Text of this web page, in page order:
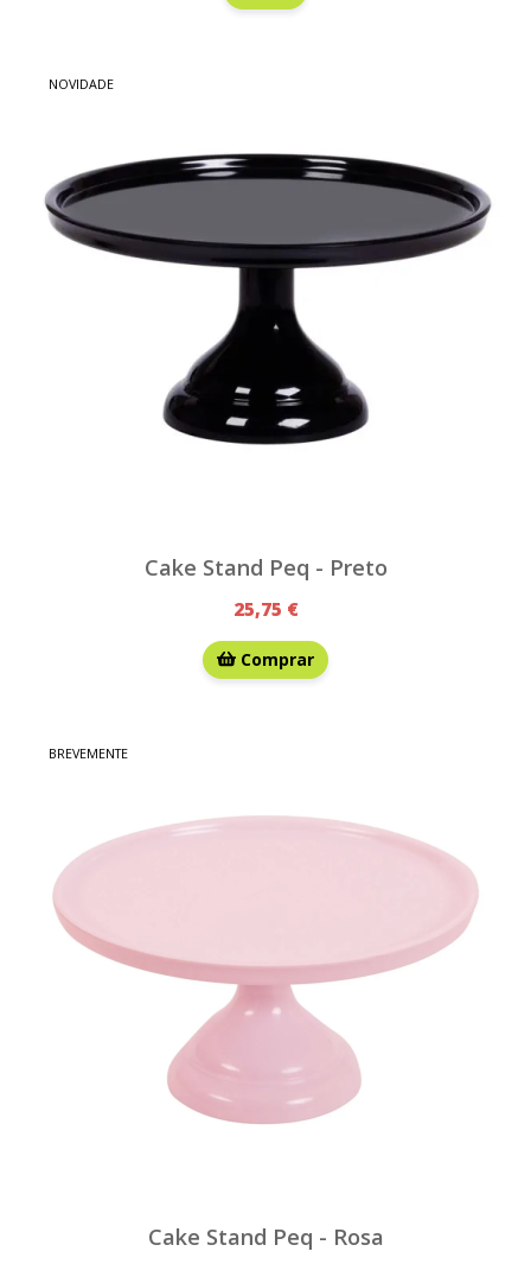
NOVIDADE
Cake Stand Peq - Preto
25,75 €
Comprar
BREVEMENTE
Cake Stand Peq - Rosa